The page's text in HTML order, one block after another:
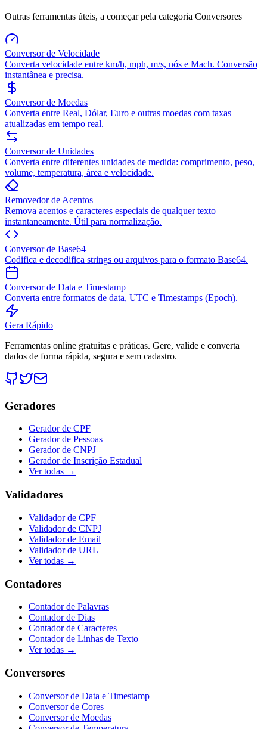
Outras ferramentas úteis, a começar pela categoria Conversores
Conversor de Velocidade
Converta velocidade entre km/h, mph, m/s, nós e Mach. Conversão
instantânea e precisa.
Conversor de Moedas
Converta entre Real, Dólar, Euro e outras moedas com taxas
atualizadas em tempo real.
Conversor de Unidades
Converta entre diferentes unidades de medida: comprimento, peso,
volume, temperatura, área e velocidade.
Removedor de Acentos
Remova acentos e caracteres especiais de qualquer texto
instantaneamente. Útil para normalização.
Conversor de Base64
Codifica e decodifica strings ou arquivos para o formato Base64.
Conversor de Data e Timestamp
Converta entre formatos de data, UTC e Timestamps (Epoch).
Gera Rápido
Ferramentas online gratuitas e práticas. Gere, valide e converta
dados de forma rápida, segura e sem cadastro.
Geradores
Gerador de CPF
Gerador de Pessoas
Gerador de CNPJ
Gerador de Inscrição Estadual
Ver todas →
Validadores
Validador de CPF
Validador de CNPJ
Validador de Email
Validador de URL
Ver todas →
Contadores
Contador de Palavras
Contador de Dias
Contador de Caracteres
Contador de Linhas de Texto
Ver todas →
Conversores
Conversor de Data e Timestamp
Conversor de Cores
Conversor de Moedas